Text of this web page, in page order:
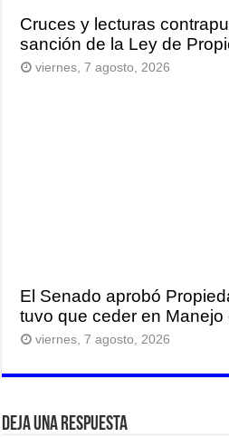
Cruces y lecturas
sanción de la Ley de
viernes, 7 agosto, 2026
El Senado aprobó
tuvo que ceder en Manejo
viernes, 7 agosto, 2026
Deja una respuesta